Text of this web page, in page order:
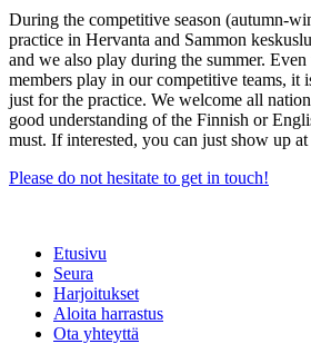
During the competitive season (autumn-
practice in Hervanta and Sammon
and we also play during the summer.
members play in our competitive teams,
just for the practice. We welcome all
good understanding of the Finnish or
must. If interested, you can just show up at
Please do not hesitate to get in touch!
Etusivu
Seura
Harjoitukset
Aloita harrastus
Ota yhteyttä